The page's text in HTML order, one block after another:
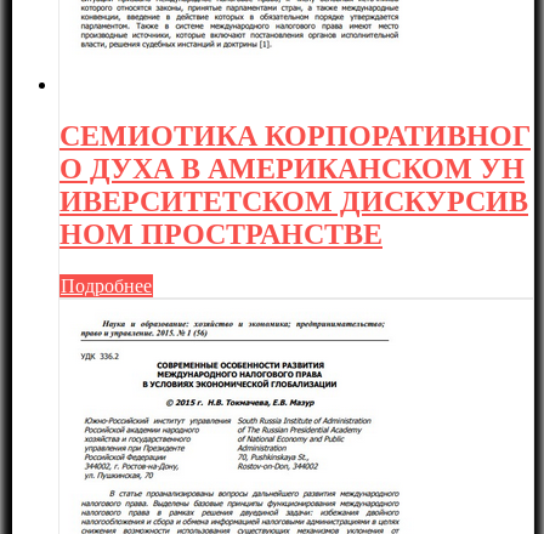
СЕМИОТИКА КОРПОРАТИВНОГ
О ДУХА В АМЕРИКАНСКОМ УН
ИВЕРСИТЕТСКОМ ДИСКУРСИВ
НОМ ПРОСТРАНСТВЕ
Подробнее